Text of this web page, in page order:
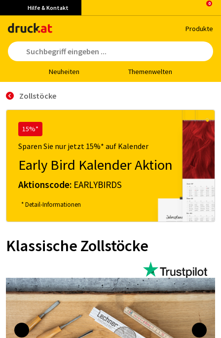
Hilfe & Kontakt
Pro­duk­te
Neu­hei­ten The­men­wel­ten
Zollstöcke
15%*
Sparen Sie nur jetzt 15%* auf Kalender
Early Bird Kalender Aktion
Aktionscode: EARLYBIRDS
* Detail-Informationen
Klassische Zollstöcke